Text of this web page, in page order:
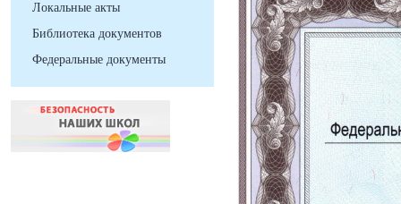
Локальные акты
Библиотека документов
Федеральные документы